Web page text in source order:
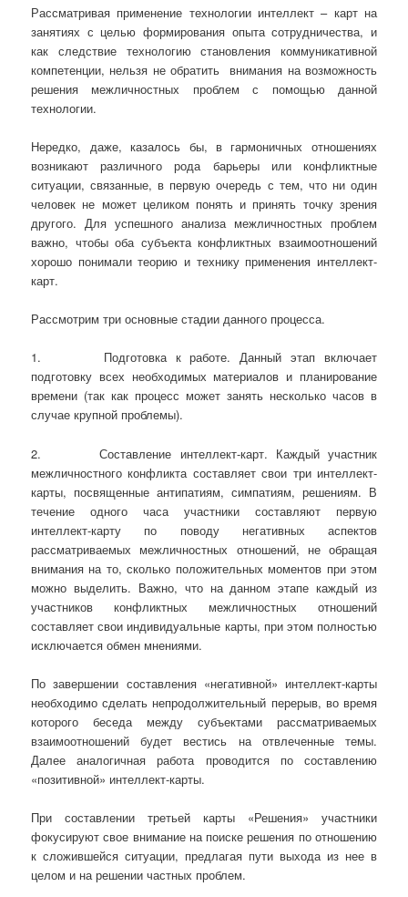
Рассматривая применение технологии интеллект – карт на
занятиях с целью формирования опыта сотрудничества, и
как следствие технологию становления коммуникативной
компетенции, нельзя не обратить внимания на возможность
решения межличностных проблем с помощью данной
технологии.
Нередко, даже, казалось бы, в гармоничных отношениях
возникают различного рода барьеры или конфликтные
ситуации, связанные, в первую очередь с тем, что ни один
человек не может целиком понять и принять точку зрения
другого. Для успешного анализа межличностных проблем
важно, чтобы оба субъекта конфликтных взаимоотношений
хорошо понимали теорию и технику применения интеллект-
карт.
Рассмотрим три основные стадии данного процесса.
1. Подготовка к работе. Данный этап включает
подготовку всех необходимых материалов и планирование
времени (так как процесс может занять несколько часов в
случае крупной проблемы).
2. Составление интеллект-карт. Каждый участник
межличностного конфликта составляет свои три интеллект-
карты, посвященные антипатиям, симпатиям, решениям. В
течение одного часа участники составляют первую
интеллект-карту по поводу негативных аспектов
рассматриваемых межличностных отношений, не обращая
внимания на то, сколько положительных моментов при этом
можно выделить. Важно, что на данном этапе каждый из
участников конфликтных межличностных отношений
составляет свои индивидуальные карты, при этом полностью
исключается обмен мнениями.
По завершении составления «негативной» интеллект-карты
необходимо сделать непродолжительный перерыв, во время
которого беседа между субъектами рассматриваемых
взаимоотношений будет вестись на отвлеченные темы.
Далее аналогичная работа проводится по составлению
«позитивной» интеллект-карты.
При составлении третьей карты «Решения» участники
фокусируют свое внимание на поиске решения по отношению
к сложившейся ситуации, предлагая пути выхода из нее в
целом и на решении частных проблем.